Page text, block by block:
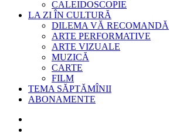
CALEIDOSCOPIE
LA ZI ÎN CULTURĂ
DILEMA VĂ RECOMANDĂ
ARTE PERFORMATIVE
ARTE VIZUALE
MUZICĂ
CARTE
FILM
TEMA SĂPTĂMÎNII
ABONAMENTE